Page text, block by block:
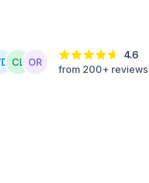
4.6
from 200+ reviews